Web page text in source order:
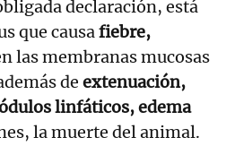
declaración, está
que causafiebre,
las membranas mucosas
de extenuación,
linfáticos, edema
la muerte del animal.